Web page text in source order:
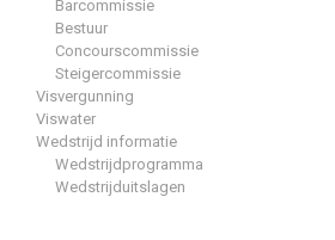
Barcommissie
Bestuur
Concourscommissie
Steigercommissie
Visvergunning
Viswater
Wedstrijd informatie
Wedstrijdprogramma
Wedstrijduitslagen